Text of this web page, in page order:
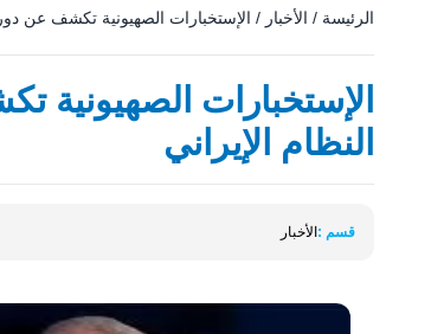
الرئيسة / الأخبار / الإستخبارات الصهيونية تكشف عن
الإستخبارات
النظام الإيراني
قسم : الأخبار